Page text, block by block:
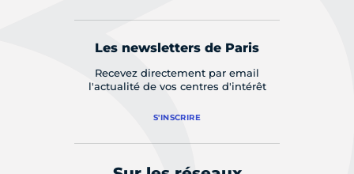
Les newsletters de Paris
Recevez directement par email
l'actualité de vos centres d'intérêt
S'INSCRIRE